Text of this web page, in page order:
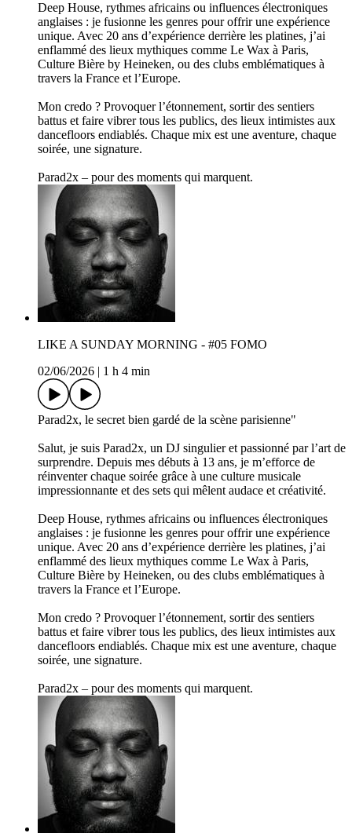
Deep House, rythmes africains ou influences électroniques
anglaises : je fusionne les genres pour offrir une expérience
unique. Avec 20 ans d’expérience derrière les platines, j’ai
enflammé des lieux mythiques comme Le Wax à Paris,
Culture Bière by Heineken, ou des clubs emblématiques à
travers la France et l’Europe.
Mon credo ? Provoquer l’étonnement, sortir des sentiers
battus et faire vibrer tous les publics, des lieux intimistes aux
dancefloors endiablés. Chaque mix est une aventure, chaque
soirée, une signature.
Parad2x – pour des moments qui marquent.
LIKE A SUNDAY MORNING - #05 FOMO
02/06/2026
1 h 4 min
Parad2x, le secret bien gardé de la scène parisienne"
Salut, je suis Parad2x, un DJ singulier et passionné par l’art de
surprendre. Depuis mes débuts à 13 ans, je m’efforce de
réinventer chaque soirée grâce à une culture musicale
impressionnante et des sets qui mêlent audace et créativité.
Deep House, rythmes africains ou influences électroniques
anglaises : je fusionne les genres pour offrir une expérience
unique. Avec 20 ans d’expérience derrière les platines, j’ai
enflammé des lieux mythiques comme Le Wax à Paris,
Culture Bière by Heineken, ou des clubs emblématiques à
travers la France et l’Europe.
Mon credo ? Provoquer l’étonnement, sortir des sentiers
battus et faire vibrer tous les publics, des lieux intimistes aux
dancefloors endiablés. Chaque mix est une aventure, chaque
soirée, une signature.
Parad2x – pour des moments qui marquent.